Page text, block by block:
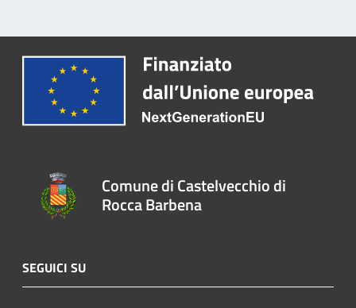
Comune di Castelvecchio di
Rocca Barbena
SEGUICI SU